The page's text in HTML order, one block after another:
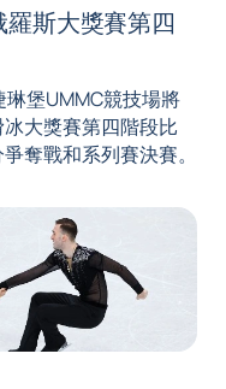
斯大獎賽第四
琳堡UMMC競技場將
大獎賽第四階段比
奪戰和系列賽決賽。